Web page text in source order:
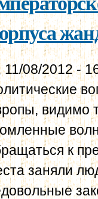
11/08/2012 -
видимо
к
заняли